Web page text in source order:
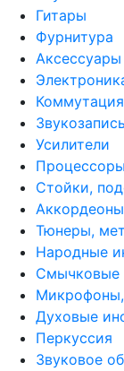
Гитары
Фурнитура
Аксессуары
Коммутация
Звукозапись
Усилители
Стойки,
Тюнеры,
Народные
Смычковые
Духовые
Перкуссия
Звуковое